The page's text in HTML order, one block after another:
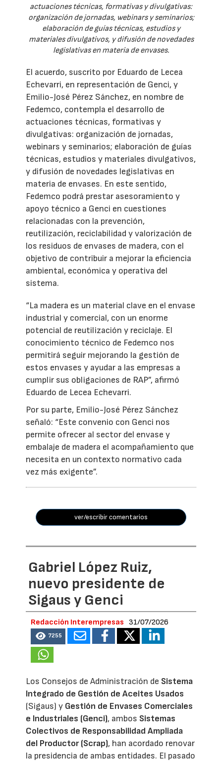
actuaciones técnicas, formativas y divulgativas:
organización de jornadas, webinars y seminarios;
elaboración de guías técnicas, estudios y
materiales divulgativos, y difusión de novedades
legislativas en materia de envases.
El acuerdo, suscrito por Eduardo de Lecea
Echevarri, en representación de Genci, y
Emilio-José Pérez Sánchez, en nombre de
Fedemco, contempla el desarrollo de
actuaciones técnicas, formativas y
divulgativas: organización de jornadas,
webinars y seminarios; elaboración de guías
técnicas, estudios y materiales divulgativos,
y difusión de novedades legislativas en
materia de envases. En este sentido,
Fedemco podrá prestar asesoramiento y
apoyo técnico a Genci en cuestiones
relacionadas con la prevención,
reutilización, reciclabilidad y valorización de
los residuos de envases de madera, con el
objetivo de contribuir a mejorar la eficiencia
ambiental, económica y operativa del
sistema.
“La madera es un material clave en el envase
industrial y comercial, con un enorme
potencial de reutilización y reciclaje. El
conocimiento técnico de Fedemco nos
permitirá seguir mejorando la gestión de
estos envases y ayudar a las empresas a
cumplir sus obligaciones de RAP”, afirmó
Eduardo de Lecea Echevarri.
Por su parte, Emilio-José Pérez Sánchez
señaló: “Este convenio con Genci nos
permite ofrecer al sector del envase y
embalaje de madera el acompañamiento que
necesita en un contexto normativo cada
vez más exigente”.
ver/escribir comentarios
Gabriel López Ruiz,
nuevo presidente de
Sigaus y Genci
Redacción Interempresas 31/07/2026
7255
Los Consejos de Administración de Sistema
Integrado de Gestión de Aceites Usados
(Sigaus) y Gestión de Envases Comerciales
e Industriales (Genci), ambos Sistemas
Colectivos de Responsabilidad Ampliada
del Productor (Scrap), han acordado renovar
la presidencia de ambas entidades. El pasado